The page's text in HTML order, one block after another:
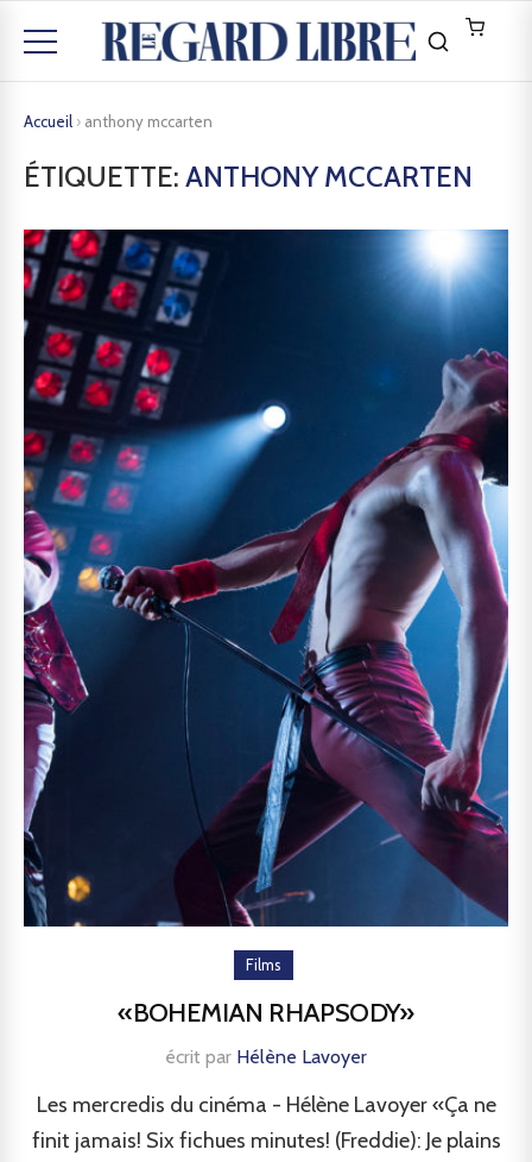
Accueil › anthony mccarten
ÉTIQUETTE: ANTHONY MCCARTEN
Films
«BOHEMIAN RHAPSODY»
écrit par Hélène Lavoyer
Les mercredis du cinéma - Hélène Lavoyer «Ça ne
finit jamais! Six fichues minutes! (Freddie): Je plains